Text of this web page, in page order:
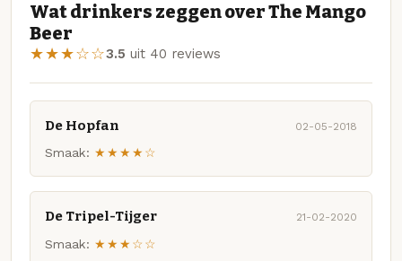
Wat drinkers zeggen over The Mango
Beer
★★★☆☆3.5 uit 40 reviews
De Hopfan 02-05-2018
Smaak: ★★★★☆
De Tripel-Tijger 21-02-2020
Smaak: ★★★☆☆